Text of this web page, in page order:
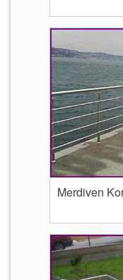
Merdiven